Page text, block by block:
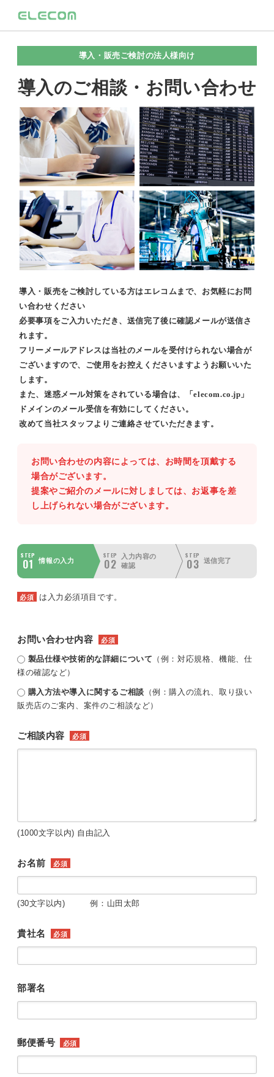
導入・販売ご検討の法人様向け
導入のご相談・お問い合わせ
導入・販売をご検討している方はエレコムまで、お気軽にお問
い合わせください
必要事項をご入力いただき、送信完了後に確認メールが送信さ
れます。
フリーメールアドレスは当社のメールを受付けられない場合が
ございますので、ご使用をお控えくださいますようお願いいた
します。
また、迷惑メール対策をされている場合は、「elecom.co.jp」
ドメインのメール受信を有効にしてください。
改めて当社スタッフよりご連絡させていただきます。
お問い合わせの内容によっては、お時間を頂戴する
場合がございます。
提案やご紹介のメールに対しましては、お返事を差
し上げられない場合がございます。
STEP
01 情報の入力
STEP
02
入力内容の
確認
STEP
03 送信完了
必須 は入力必須項目です。
お問い合わせ内容 必須
製品仕様や技術的な詳細について （例：対応規格、機能、仕
様の確認など）
購入方法や導入に関するご相談 （例：購入の流れ、取り扱い
販売店のご案内、案件のご相談など）
ご相談内容 必須
(1000文字以内) 自由記入
お名前 必須
(30文字以内) 例：山田太郎
貴社名 必須
部署名
郵便番号 必須